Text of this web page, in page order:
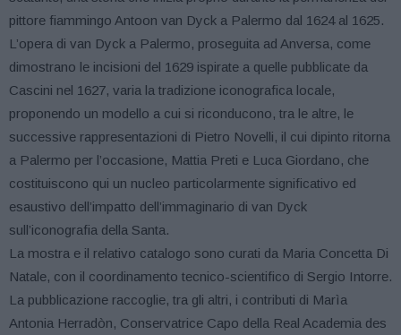
pittore fiammingo Antoon van Dyck a Palermo dal 1624 al 1625.
L’opera di van Dyck a Palermo, proseguita ad Anversa, come
dimostrano le incisioni del 1629 ispirate a quelle pubblicate da
Cascini nel 1627, varia la tradizione iconografica locale,
proponendo un modello a cui si riconducono, tra le altre, le
successive rappresentazioni di Pietro Novelli, il cui dipinto ritorna
a Palermo per l’occasione, Mattia Preti e Luca Giordano, che
costituiscono qui un nucleo particolarmente significativo ed
esaustivo dell’impatto dell’immaginario di van Dyck
sull’iconografia della Santa.
La mostra e il relativo catalogo sono curati da Maria Concetta Di
Natale, con il coordinamento tecnico-scientifico di Sergio Intorre.
La pubblicazione raccoglie, tra gli altri, i contributi di Marìa
Antonia Herradòn, Conservatrice Capo della Real Academia des